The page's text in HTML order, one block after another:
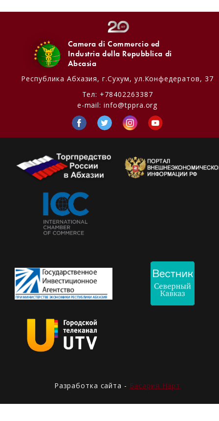
Camera di Commercio ed
Industria della Repubblica di
Abcasia
Республика Абхазия, г.Сухум, ул.Конфедератов, 37
Тел: +78402263387
e-mail:info@tppra.org
Разработка сайта - Басария Нарт